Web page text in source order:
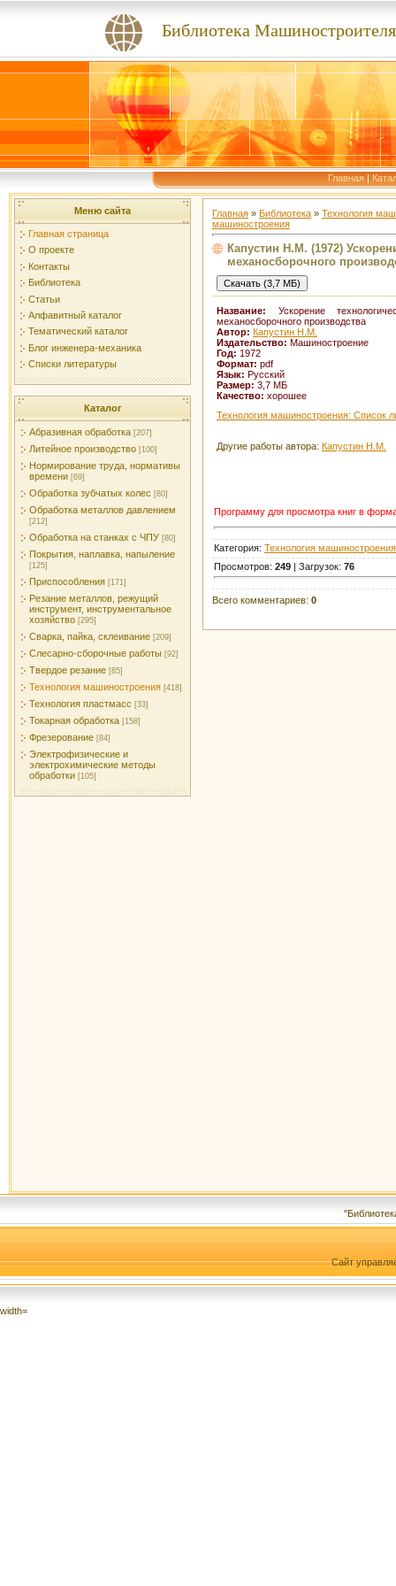
Библиотека Машиностроителя
Главная |
Меню сайта
Главная страница
О проекте
Контакты
Библиотека
Статьи
Алфавитный каталог
Тематический каталог
Блог инженера-механика
Списки литературы
Каталог
Абразивная обработка [207]
Литейное производство [100]
Нормирование труда, нормативы
времени [69]
Обработка зубчатых колес [80]
Обработка металлов давлением
[212]
Обработка на станках с ЧПУ [80]
Покрытия, наплавка, напыление
[125]
Приспособления [171]
Резание металлов, режущий
инструмент, инструментальное
хозяйство [295]
Сварка, пайка, склеивание [209]
Слесарно-сборочные работы [92]
Твердое резание [85]
Технология машиностроения [418]
Технология пластмасс [33]
Токарная обработка [158]
Фрезерование [84]
Электрофизические и
электрохимические методы
обработки [105]
Главная » Библиотека » Технология
машиностроения
Капустин Н.М. (1972)
механосборочного
Название: Ускорение
механосборочного производства
Автор: Капустин Н.М.
Издательство: Машиностроение
Год: 1972
Формат: pdf
Язык: Русский
Размер: 3,7 МБ
Качество: хорошее
Технология машиностроения: Список
Другие работы автора: Капустин Н.М.
Программу для просмотра книг в
Категория: Технология машиностроения
Просмотров: 249 | Загрузок: 76
Всего комментариев: 0
Сайт
width=